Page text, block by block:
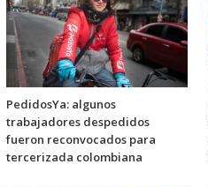
PedidosYa: algunos
trabajadores despedidos
fueron reconvocados para
tercerizada colombiana